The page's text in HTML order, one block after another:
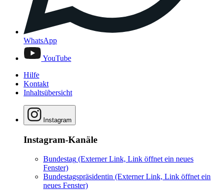
WhatsApp
YouTube
Hilfe
Kontakt
Inhaltsübersicht
Instagram
Instagram-Kanäle
Bundestag (Externer Link, Link öffnet ein neues
Fenster)
Bundestagspräsidentin (Externer Link, Link öffnet ein
neues Fenster)